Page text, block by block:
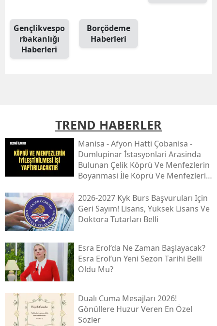
Gençlikvespo
rbakanlığı
Haberleri
Borçödeme
Haberleri
TREND HABERLER
Mani̇sa - Afyon Hatti Çobani̇sa -
Dumlupinar İstasyonlari Arasinda
Bulunan Çeli̇k Köprü Ve Menfezleri̇n
Boyanmasi İle Köprü Ve Menfezleri̇n
2026-2027 Kyk Burs Başvuruları Için
Geri Sayım! Lisans, Yüksek Lisans Ve
Doktora Tutarları Belli
Esra Erol’da Ne Zaman Başlayacak?
Esra Erol’un Yeni Sezon Tarihi Belli
Oldu Mu?
Dualı Cuma Mesajları 2026!
Gönüllere Huzur Veren En Özel
Sözler